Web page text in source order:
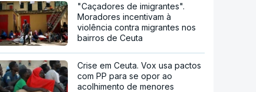
"Caçadores de imigrantes".
Moradores incentivam à
violência contra migrantes nos
bairros de Ceuta
Crise em Ceuta. Vox usa pactos
com PP para se opor ao
acolhimento de menores